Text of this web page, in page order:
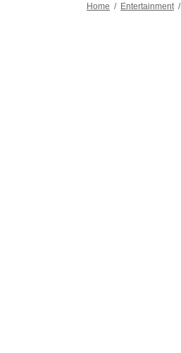
Home / Entertainment /